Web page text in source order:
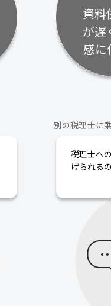
資料
が遅
感に
別の税理士に
税理士へ
げられる